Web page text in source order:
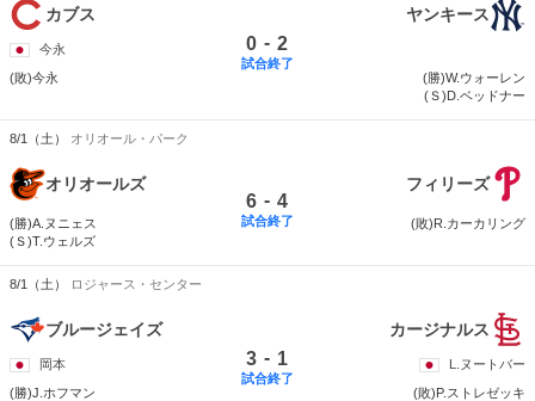
カブス
今永
(敗)今永
0 - 2
試合終了
ヤンキース
(勝)W.ウォーレン
(Ｓ)D.ベッドナー
8/1（土） オリオール・パーク
オリオールズ
(勝)A.ヌニェス
(Ｓ)T.ウェルズ
6 - 4
試合終了
フィリーズ
(敗)R.カーカリング
8/1（土） ロジャース・センター
ブルージェイズ
岡本
(勝)J.ホフマン
3 - 1
試合終了
カージナルス
L.ヌートバー
(敗)P.ストレゼッキ